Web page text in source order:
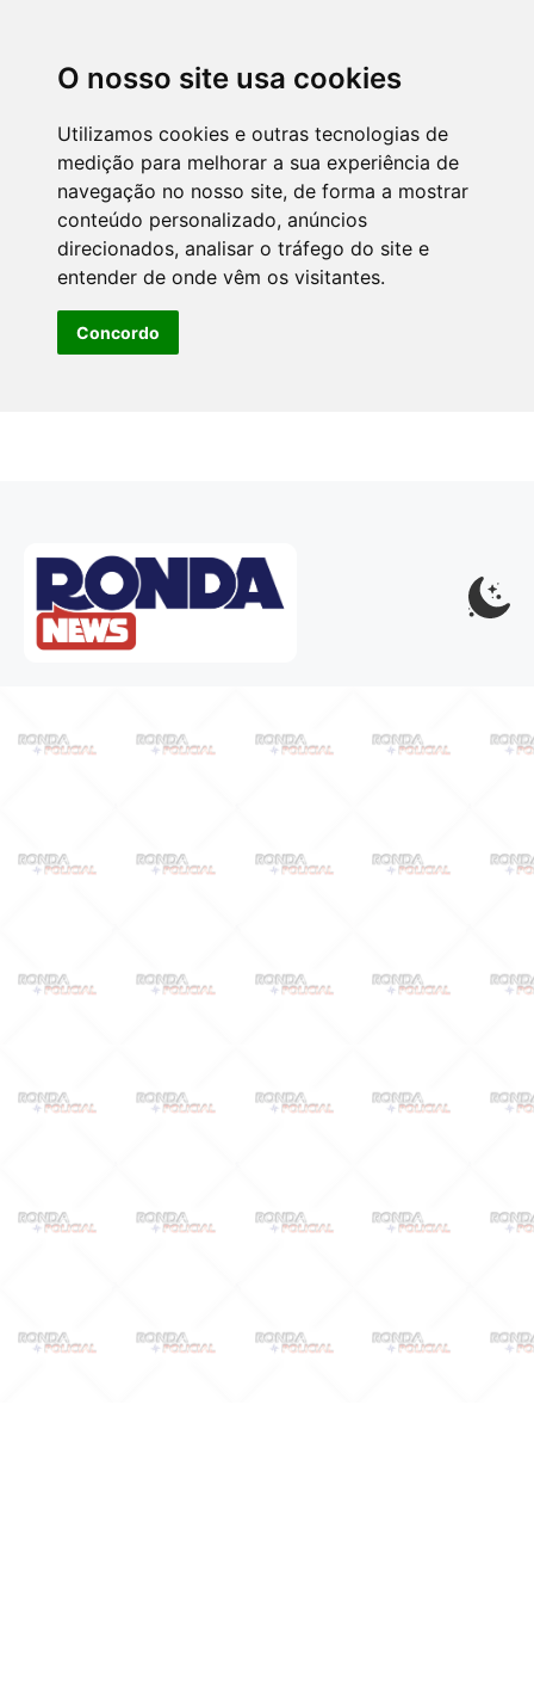
O nosso site usa cookies
Utilizamos cookies e outras tecnologias de
medição para melhorar a sua experiência de
navegação no nosso site, de forma a mostrar
conteúdo personalizado, anúncios
direcionados, analisar o tráfego do site e
entender de onde vêm os visitantes.
Concordo